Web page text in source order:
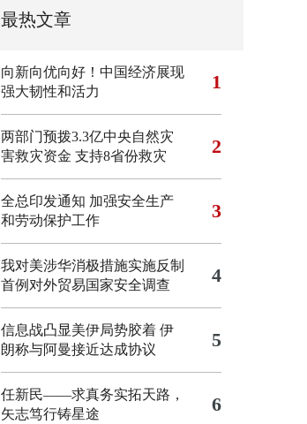
最热文章
向新向优向好！中国经济展现
强大韧性和活力
1
两部门预拨3.3亿中央自然灾
害救灾资金 支持8省份救灾
2
全总印发通知 加强安全生产
和劳动保护工作
3
我对美涉华消极措施实施反制
首例对外贸易国家安全调查
4
信息战凸显美伊局势胶着 伊
朗称与阿曼接近达成协议
5
任新民——求真务实拓天路，
矢志笃行铸星途
6